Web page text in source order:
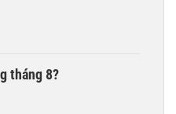
tháng 8?